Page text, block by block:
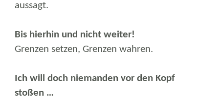
aussagt.
Bis hierhin und nicht weiter!
Grenzen setzen, Grenzen wahren.
Ich will doch niemanden vor den Kopf
stoßen …